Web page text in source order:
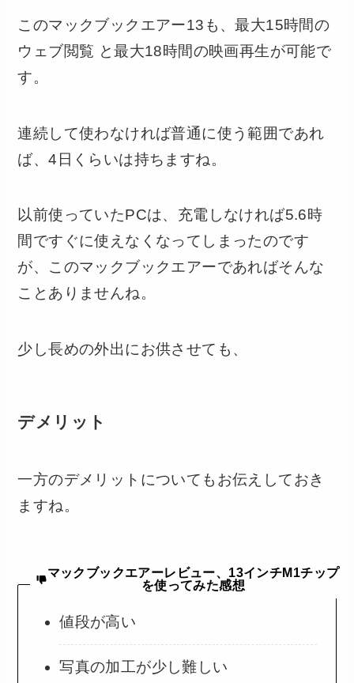
このマックブックエアー13も、最大15時間の
ウェブ閲覧 と最大18時間の映画再生が可能で
す。
連続して使わなければ普通に使う範囲であれ
ば、4日くらいは持ちますね。
以前使っていたPCは、充電しなければ5.6時
間ですぐに使えなくなってしまったのです
が、このマックブックエアーであればそんな
ことありませんね。
少し長めの外出にお供させても、
デメリット
一方のデメリットについてもお伝えしておき
ますね。
マックブックエアーレビュー、13インチM1チップ
を使ってみた感想
値段が高い
写真の加工が少し難しい